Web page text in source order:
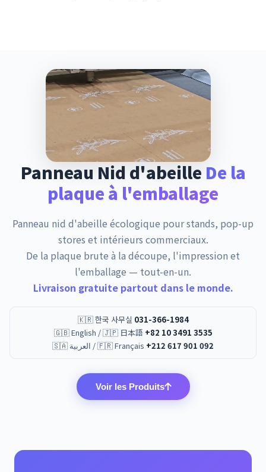
Panneau Nid d'abeille De la
plaque à l'emballage
Panneau nid d'abeille écologique pour stands, pop-up
stores et intérieurs commerciaux.
De la plaque brute à la découpe, l'impression et
l'emballage — tout-en-un.
Livraison gratuite partout dans le monde.
🇰🇷 한국 사무실 031-366-1984
🇬🇧 English / 🇯🇵 日本語 +82 10 3491 3535
🇸🇦 العربية / 🇫🇷 Français +212 617 901 092
Voir les Produits